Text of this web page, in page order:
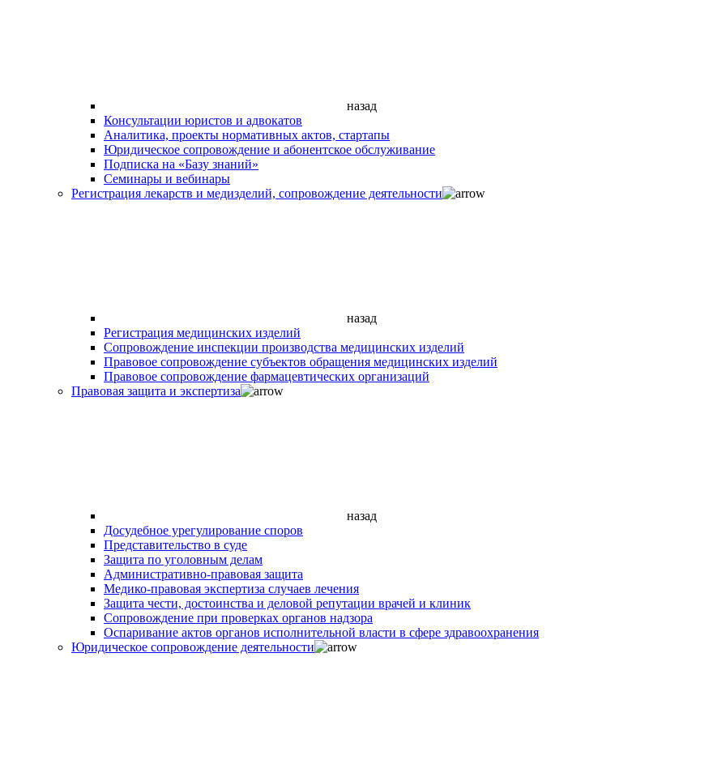
назад
Консультации юристов и адвокатов
Аналитика, проекты нормативных актов, стартапы
Юридическое сопровождение и абонентское обслуживание
Подписка на «Базу знаний»
Семинары и вебинары
Регистрация лекарств и медизделий, сопровождение деятельности
назад
Регистрация медицинских изделий
Сопровождение инспекции производства медицинских изделий
Правовое сопровождение субъектов обращения медицинских изделий
Правовое сопровождение фармацевтических организаций
Правовая защита и экспертиза
назад
Досудебное урегулирование споров
Представительство в суде
Защита по уголовным делам
Административно-правовая защита
Медико-правовая экспертиза случаев лечения
Защита чести, достоинства и деловой репутации врачей и клиник
Сопровождение при проверках органов надзора
Оспаривание актов органов исполнительной власти в сфере здравоохранения
Юридическое сопровождение деятельности